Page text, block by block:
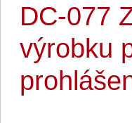
DC-077
výrobku